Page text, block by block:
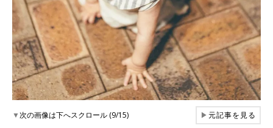
▼次の画像は下へスクロール (9/15) ▶元記事を見る